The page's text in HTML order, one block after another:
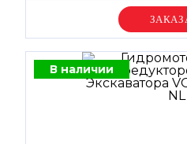
В наличии